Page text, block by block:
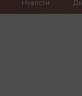
Новости